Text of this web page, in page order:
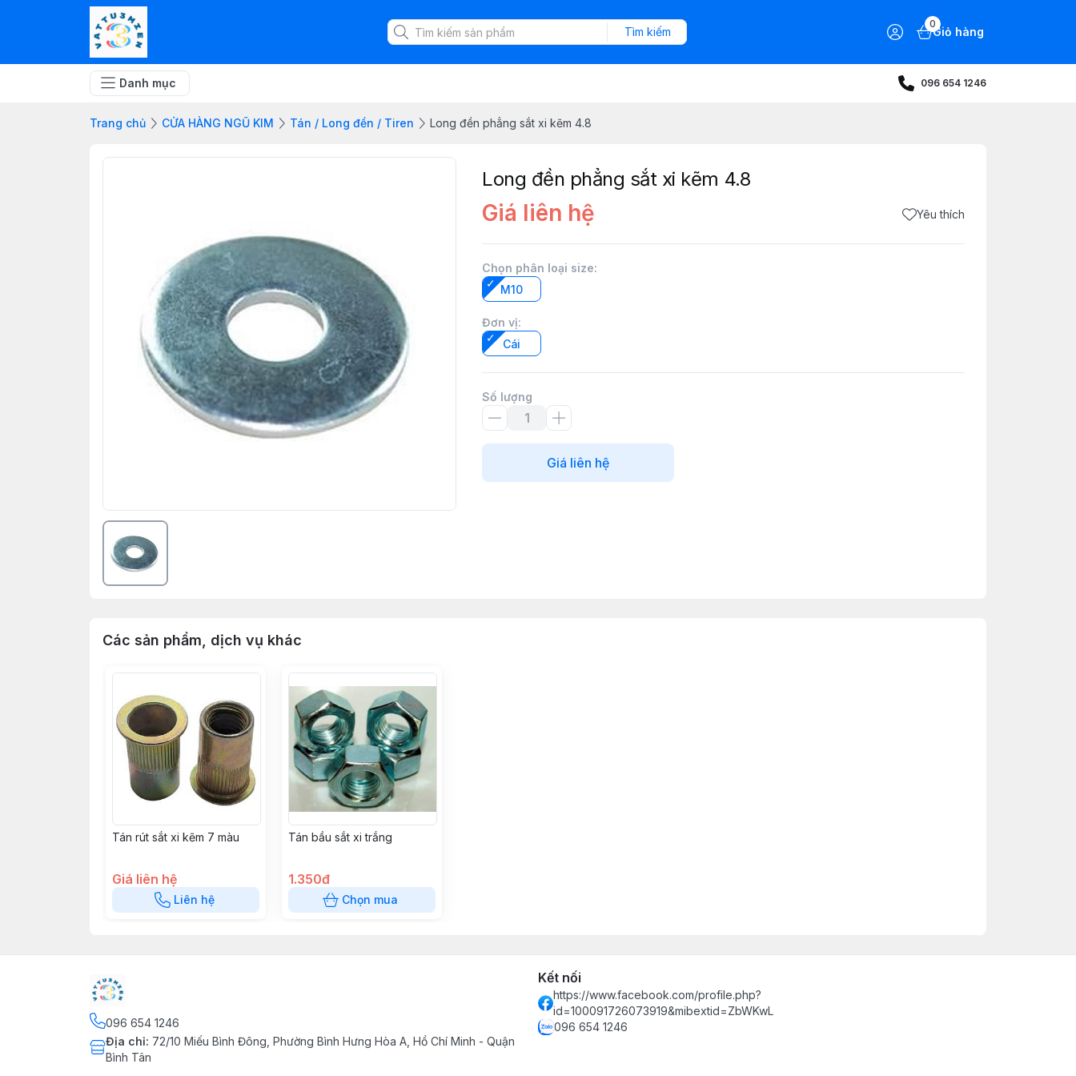
Tìm kiếm
0
Giỏ hàng
Danh mục 096 654 1246
Trang chủ CỬA HÀNG NGŨ KIM Tán / Long đền / Tiren Long đền phẳng sắt xi kẽm 4.8
Long đền phẳng sắt xi kẽm 4.8
Giá liên hệ Yêu thích
Chọn phân loại size:
M10
Đơn vị:
Cái
Số lượng
Giá liên hệ
Các sản phẩm, dịch vụ khác
Tán rút sắt xi kẽm 7 màu
Giá liên hệ
Liên hệ
Tán bầu sắt xi trắng
1.350đ
Chọn mua
096 654 1246
Địa chỉ: 72/10 Miếu Bình Đông, Phường Bình Hưng Hòa A, Hồ Chí Minh - Quận
Bình Tân
Kết nối
https://www.facebook.com/profile.php?
id=100091726073919&mibextid=ZbWKwL
096 654 1246